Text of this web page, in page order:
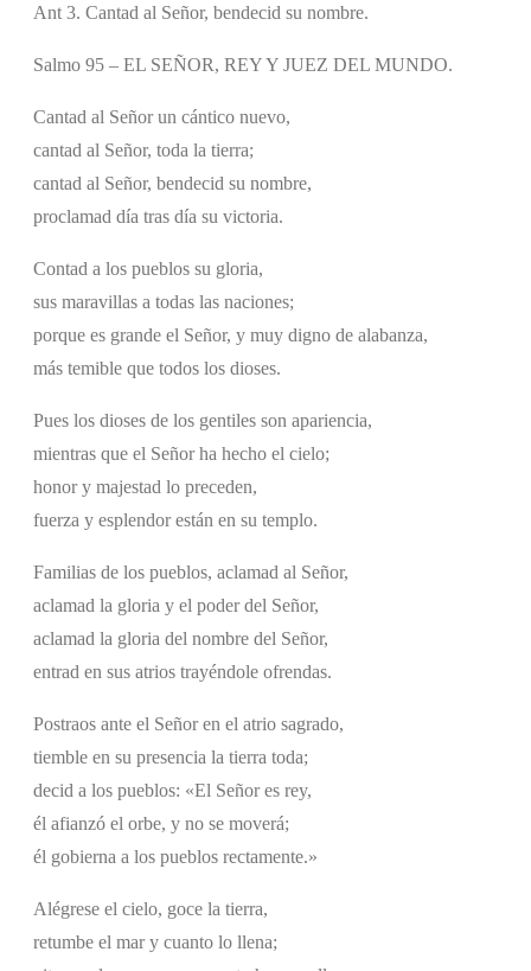
Ant 3. Cantad al Señor, bendecid su nombre.
Salmo 95 – EL SEÑOR, REY Y JUEZ DEL MUNDO.
Cantad al Señor un cántico nuevo,
cantad al Señor, toda la tierra;
cantad al Señor, bendecid su nombre,
proclamad día tras día su victoria.
Contad a los pueblos su gloria,
sus maravillas a todas las naciones;
porque es grande el Señor, y muy digno de alabanza,
más temible que todos los dioses.
Pues los dioses de los gentiles son apariencia,
mientras que el Señor ha hecho el cielo;
honor y majestad lo preceden,
fuerza y esplendor están en su templo.
Familias de los pueblos, aclamad al Señor,
aclamad la gloria y el poder del Señor,
aclamad la gloria del nombre del Señor,
entrad en sus atrios trayéndole ofrendas.
Postraos ante el Señor en el atrio sagrado,
tiemble en su presencia la tierra toda;
decid a los pueblos: «El Señor es rey,
él afianzó el orbe, y no se moverá;
él gobierna a los pueblos rectamente.»
Alégrese el cielo, goce la tierra,
retumbe el mar y cuanto lo llena;